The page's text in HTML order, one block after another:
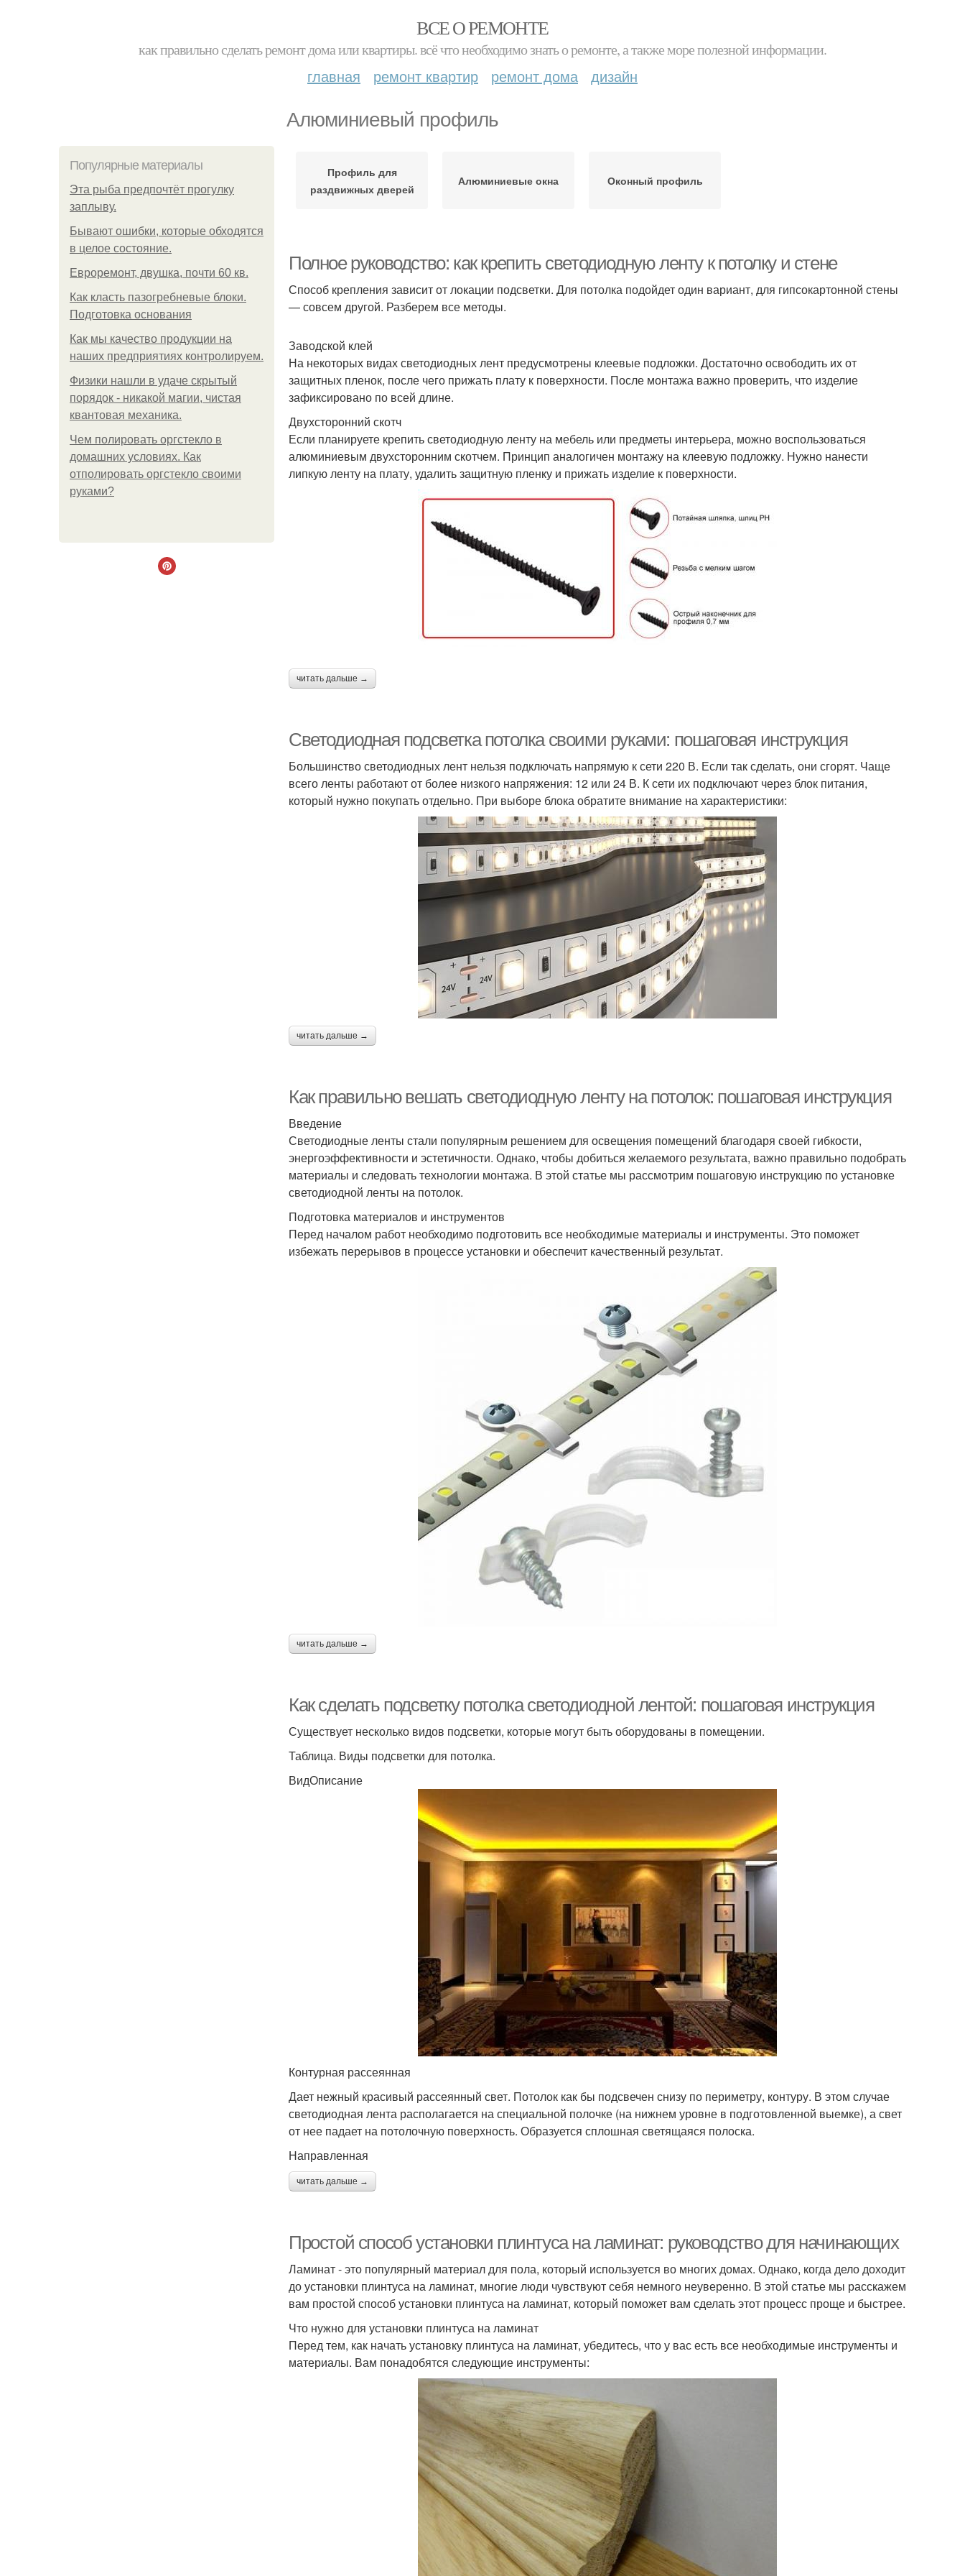
ВСЕ О РЕМОНТЕ
как правильно сделать ремонт дома или квартиры. всё что необходимо знать о ремонте, а также море полезной информации.
главная ремонт квартир ремонт дома дизайн
Алюминиевый профиль
Популярные материалы
Эта рыба предпочтёт прогулку
заплыву.
Бывают ошибки, которые обходятся
в целое состояние.
Евроремонт, двушка, почти 60 кв.
Как класть пазогребневые блоки.
Подготовка основания
Как мы качество продукции на
наших предприятиях контролируем.
Физики нашли в удаче скрытый
порядок - никакой магии, чистая
квантовая механика.
Чем полировать оргстекло в
домашних условиях. Как
отполировать оргстекло своими
руками?
Профиль для
раздвижных дверей
Алюминиевые окна Оконный профиль
Полное руководство: как крепить светодиодную ленту к потолку и стене
Способ крепления зависит от локации подсветки. Для потолка подойдет один вариант, для гипсокартонной стены
— совсем другой. Разберем все методы.
Заводской клей
На некоторых видах светодиодных лент предусмотрены клеевые подложки. Достаточно освободить их от
защитных пленок, после чего прижать плату к поверхности. После монтажа важно проверить, что изделие
зафиксировано по всей длине.
Двухсторонний скотч
Если планируете крепить светодиодную ленту на мебель или предметы интерьера, можно воспользоваться
алюминиевым двухсторонним скотчем. Принцип аналогичен монтажу на клеевую подложку. Нужно нанести
липкую ленту на плату, удалить защитную пленку и прижать изделие к поверхности.
читать дальше →
Светодиодная подсветка потолка своими руками: пошаговая инструкция
Большинство светодиодных лент нельзя подключать напрямую к сети 220 В. Если так сделать, они сгорят. Чаще
всего ленты работают от более низкого напряжения: 12 или 24 В. К сети их подключают через блок питания,
который нужно покупать отдельно. При выборе блока обратите внимание на характеристики:
читать дальше →
Как правильно вешать светодиодную ленту на потолок: пошаговая инструкция
Введение
Светодиодные ленты стали популярным решением для освещения помещений благодаря своей гибкости,
энергоэффективности и эстетичности. Однако, чтобы добиться желаемого результата, важно правильно подобрать
материалы и следовать технологии монтажа. В этой статье мы рассмотрим пошаговую инструкцию по установке
светодиодной ленты на потолок.
Подготовка материалов и инструментов
Перед началом работ необходимо подготовить все необходимые материалы и инструменты. Это поможет
избежать перерывов в процессе установки и обеспечит качественный результат.
читать дальше →
Как сделать подсветку потолка светодиодной лентой: пошаговая инструкция
Существует несколько видов подсветки, которые могут быть оборудованы в помещении.
Таблица. Виды подсветки для потолка.
ВидОписание
Контурная рассеянная
Дает нежный красивый рассеянный свет. Потолок как бы подсвечен снизу по периметру, контуру. В этом случае
светодиодная лента располагается на специальной полочке (на нижнем уровне в подготовленной выемке), а свет
от нее падает на потолочную поверхность. Образуется сплошная светящаяся полоска.
Направленная
читать дальше →
Простой способ установки плинтуса на ламинат: руководство для начинающих
Ламинат - это популярный материал для пола, который используется во многих домах. Однако, когда дело доходит
до установки плинтуса на ламинат, многие люди чувствуют себя немного неуверенно. В этой статье мы расскажем
вам простой способ установки плинтуса на ламинат, который поможет вам сделать этот процесс проще и быстрее.
Что нужно для установки плинтуса на ламинат
Перед тем, как начать установку плинтуса на ламинат, убедитесь, что у вас есть все необходимые инструменты и
материалы. Вам понадобятся следующие инструменты: